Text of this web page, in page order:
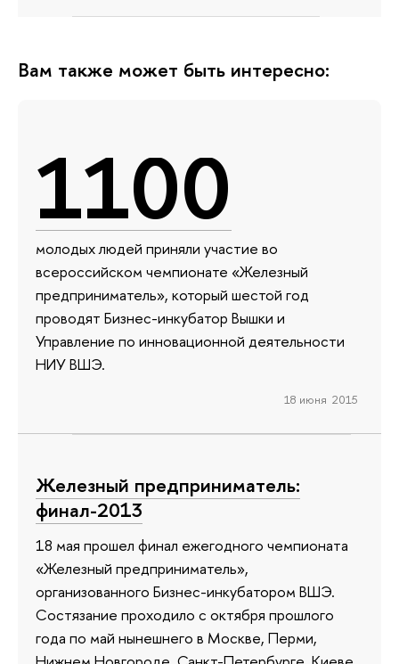
Вам также может быть интересно:
1100
молодых людей приняли участие во
всероссийском чемпионате «Железный
предприниматель», который шестой год
проводят Бизнес-инкубатор Вышки и
Управление по инновационной деятельности
НИУ ВШЭ.
18 июня 2015
Железный предприниматель:
финал-2013
18 мая прошел финал ежегодного чемпионата
«Железный предприниматель»,
организованного Бизнес-инкубатором ВШЭ.
Состязание проходило с октября прошлого
года по май нынешнего в Москве, Перми,